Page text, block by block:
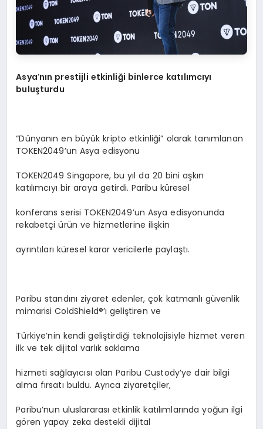
Asya’nın prestijli etkinliği binlerce katılımcıyı
buluşturdu
“Dünyanın en büyük kripto etkinliği” olarak tanımlanan
TOKEN2049’un Asya edisyonu
TOKEN2049 Singapore, bu yıl da 20 bini aşkın
katılımcıyı bir araya getirdi. Paribu küresel
konferans serisi TOKEN2049’un Asya edisyonunda
rekabetçi ürün ve hizmetlerine ilişkin
ayrıntıları küresel karar vericilerle paylaştı.
Paribu standını ziyaret edenler, çok katmanlı güvenlik
mimarisi ColdShield®’ı geliştiren ve
Türkiye’nin kendi geliştirdiği teknolojisiyle hizmet veren
ilk ve tek dijital varlık saklama
hizmeti sağlayıcısı olan Paribu Custody’ye dair bilgi
alma fırsatı buldu. Ayrıca ziyaretçiler,
Paribu’nun uluslararası etkinlik katılımlarında yoğun ilgi
gören yapay zeka destekli dijital